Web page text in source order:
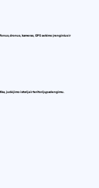
dronus, kameras, GPS sekimo įrenginius ir
judėjimo istorija ir teritorijų padengimu.